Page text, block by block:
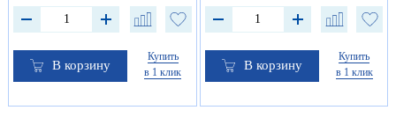
В корзину
Купить
в 1 клик
В корзину
Купить
в 1 клик